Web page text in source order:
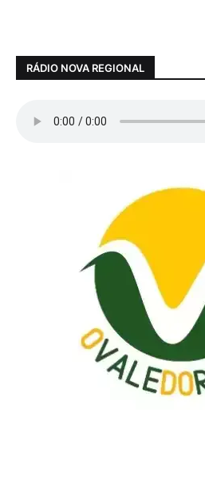
RÁDIO NOVA REGIONAL